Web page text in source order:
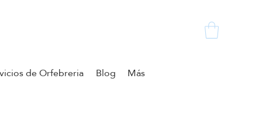
de Orfebreria Blog Más